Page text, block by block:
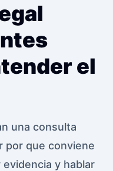
el
una consulta
por que conviene
y hablar